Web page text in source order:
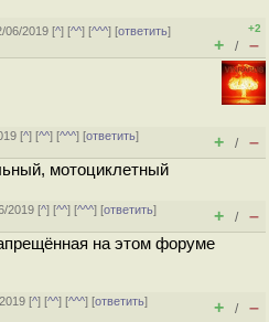
06/2019 [^] [^^] [^^^] [ответить]
+2
+ / –
[^] [^^] [^^^] [ответить]
+ / –
мотоциклетный
2019 [^] [^^] [^^^] [ответить]
+ / –
на этом форуме
[^] [^^] [^^^] [ответить]
+ / –